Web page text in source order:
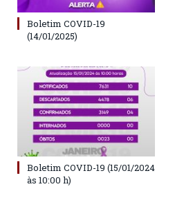
Boletim COVID-19
(14/01/2025)
Boletim COVID-19 (15/01/2024
às 10:00 h)